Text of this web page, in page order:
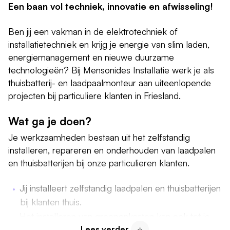
Een baan vol techniek, innovatie en afwisseling!
Ben jij een vakman in de elektrotechniek of
installatietechniek en krijg je energie van slim laden,
energiemanagement en nieuwe duurzame
technologieën? Bij Mensonides Installatie werk je als
thuisbatterij- en laadpaalmonteur aan uiteenlopende
projecten bij particuliere klanten in Friesland.
Wat ga je doen?
Je werkzaamheden bestaan uit het zelfstandig
installeren, repareren en onderhouden van laadpalen
en thuisbatterijen bij onze particulieren klanten.
Jij installeert zelfstandig laadpalen en thuisbatterijen
bij klanten thuis.